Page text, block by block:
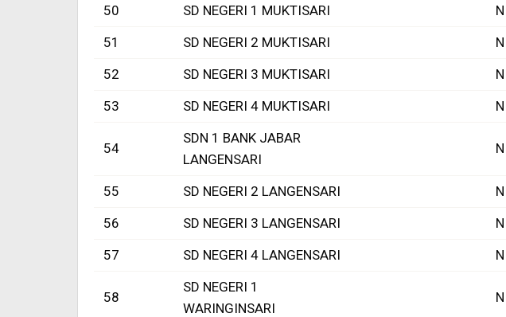
50
SD NEGERI 1 MUKTISARI N
51
SD NEGERI 2 MUKTISARI N
52
SD NEGERI 3 MUKTISARI N
53
SD NEGERI 4 MUKTISARI N
54
SDN 1 BANK JABAR
LANGENSARI
N
55 SD NEGERI 2 LANGENSARI N
56
SD NEGERI 3 LANGENSARI N
57
SD NEGERI 4 LANGENSARI N
58
SD NEGERI 1
WARINGINSARI
N